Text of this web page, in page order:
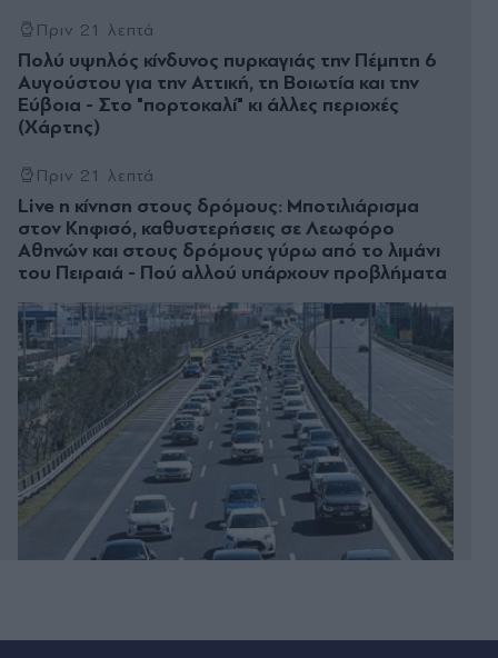
Πριν 21 λεπτά
Πολύ υψηλός κίνδυνος πυρκαγιάς την Πέμπτη 6
Αυγούστου για την Αττική, τη Βοιωτία και την
Εύβοια - Στο "πορτοκαλί" κι άλλες περιοχές
(Χάρτης)
Πριν 21 λεπτά
Live η κίνηση στους δρόμους: Μποτιλιάρισμα
στον Κηφισό, καθυστερήσεις σε Λεωφόρο
Αθηνών και στους δρόμους γύρω από το λιμάνι
του Πειραιά - Πού αλλού υπάρχουν προβλήματα